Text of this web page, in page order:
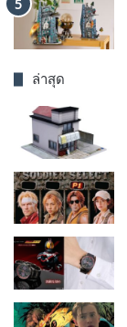
ล่าสุด